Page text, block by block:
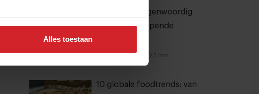
Alles toestaan
Bangkok is tegenwoordig
meer dan dampende
3 min
10 globale foodtrends: van